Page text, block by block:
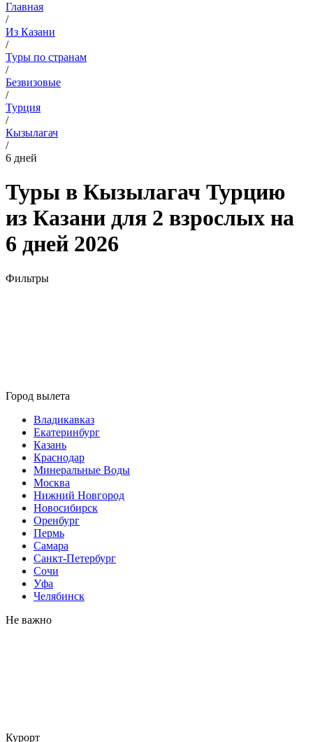
Главная
/
Из Казани
/
Туры по странам
/
Безвизовые
/
Турция
/
Кызылагач
/
6 дней
Туры в Кызылагач Турцию
из Казани для 2 взрослых на
6 дней 2026
Фильтры
Город вылета
Владикавказ
Екатеринбург
Казань
Краснодар
Минеральные Воды
Москва
Нижний Новгород
Новосибирск
Оренбург
Пермь
Самара
Санкт-Петербург
Сочи
Уфа
Челябинск
Не важно
Курорт